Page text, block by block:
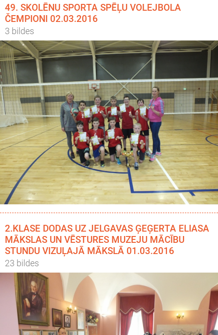
49. SKOLĒNU SPORTA SPĒĻU VOLEJBOLA
ČEMPIONI 02.03.2016
3 bildes
2.KLASE DODAS UZ JELGAVAS ĢEĢERTA ELIASA
MĀKSLAS UN VĒSTURES MUZEJU MĀCĪBU
STUNDU VIZUĻAJĀ MĀKSLĀ 01.03.2016
23 bildes